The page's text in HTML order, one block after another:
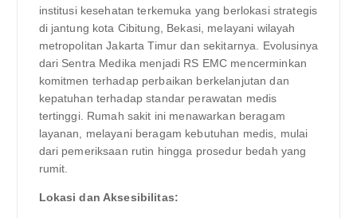
institusi kesehatan terkemuka yang berlokasi strategis
di jantung kota Cibitung, Bekasi, melayani wilayah
metropolitan Jakarta Timur dan sekitarnya. Evolusinya
dari Sentra Medika menjadi RS EMC mencerminkan
komitmen terhadap perbaikan berkelanjutan dan
kepatuhan terhadap standar perawatan medis
tertinggi. Rumah sakit ini menawarkan beragam
layanan, melayani beragam kebutuhan medis, mulai
dari pemeriksaan rutin hingga prosedur bedah yang
rumit.
Lokasi dan Aksesibilitas: